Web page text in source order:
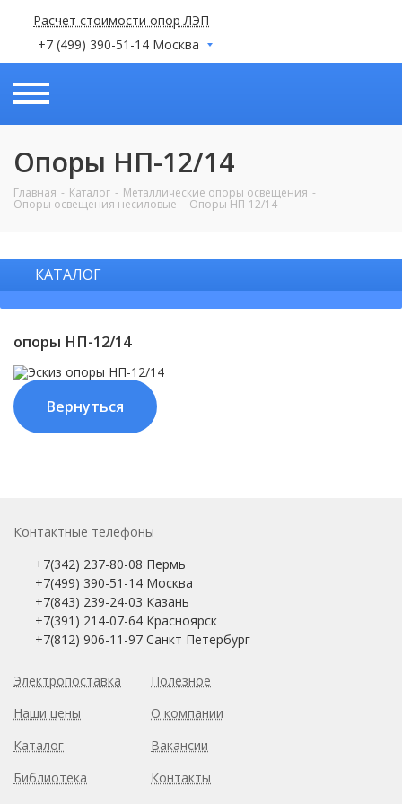
Расчет стоимости опор ЛЭП
+7 (499) 390-51-14 Москва
Опоры НП-12/14
Главная Каталог Металлические опоры освещения
Опоры освещения несиловые Опоры НП-12/14
опоры НП-12/14
КАТАЛОГ
Контактные телефоны
+7(342) 237-80-08 Пермь
+7(499) 390-51-14 Москва
+7(843) 239-24-03 Казань
+7(391) 214-07-64 Красноярск
+7(812) 906-11-97 Санкт Петербург
Электропоставка
Наши цены
Каталог
Библиотека
Полезное
О компании
Вакансии
Контакты